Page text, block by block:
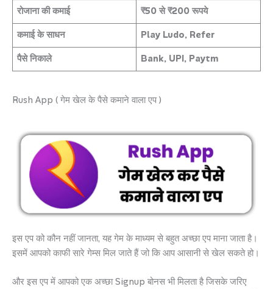
रोजाना की कमाई ₹50 से ₹200 रूपये
कमाई के साधन Play Ludo, Refer
पैसे निकाले Bank, UPI, Paytm
Rush App ( गेम खेल के पैसे कमाने वाला एप )
इस एप को कौन नहीं जानता, यह गेम के माध्यम से बहुत अच्छा एप माना जाता है।
इसमें आपको काफी सारे गेम्स मिल जाते हैं जो कि आप आसानी से खेल सकते हो।
और इस एप में आपको एक अच्छा Signup बोनस भी मिलता है जिसके जरिए